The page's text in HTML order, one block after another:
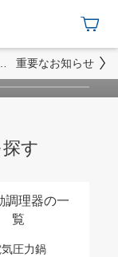
重要なお知らせ
す
気圧力鍋